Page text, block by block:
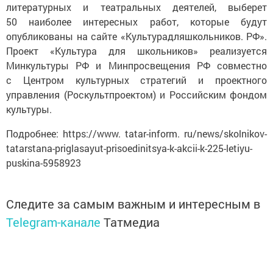
литературных и театральных деятелей, выберет
50 наиболее интересных работ, которые будут
опубликованы на сайте «Культурадляшкольников. РФ».
Проект «Культура для школьников» реализуется
Минкультуры РФ и Минпросвещения РФ совместно
с Центром культурных стратегий и проектного
управления (Роскультпроектом) и Российским фондом
культуры.
Подробнее: https://www. tatar-inform. ru/news/skolnikov-
tatarstana-priglasayut-prisoedinitsya-k-akcii-k-225-letiyu-
puskina-5958923
Следите за самым важным и интересным в
Telegram-канале Татмедиа